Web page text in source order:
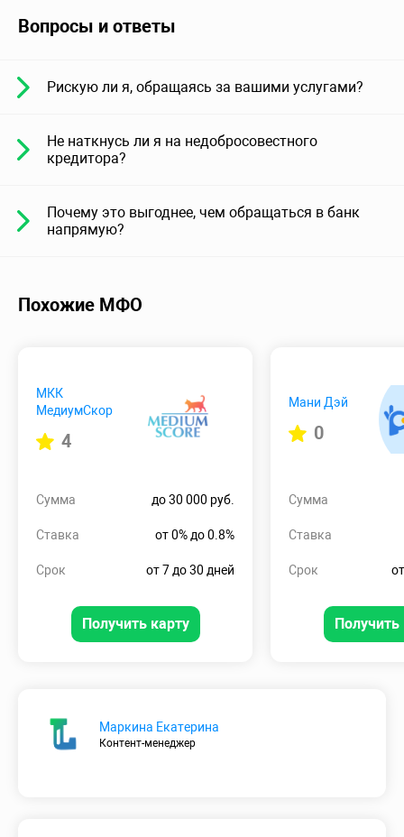
Вопросы и ответы
Рискую ли я, обращаясь за вашими услугами?
Не наткнусь ли я на недобросовестного
кредитора?
Почему это выгоднее, чем обращаться в банк
напрямую?
Похожие МФО
МКК
МедиумСкор
4
Сумма до 30 000 руб.
Ставка от 0% до 0.8%
Срок от 7 до 30 дней
Получить карту
Мани Дэй
0
Сумма
Ставка
Срок
Получить
Маркина Екатерина
Контент-менеджер